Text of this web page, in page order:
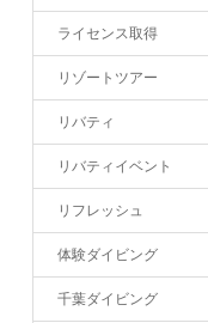
ライセンス取得
リゾートツアー
リバティ
リバティイベント
リフレッシュ
体験ダイビング
千葉ダイビング